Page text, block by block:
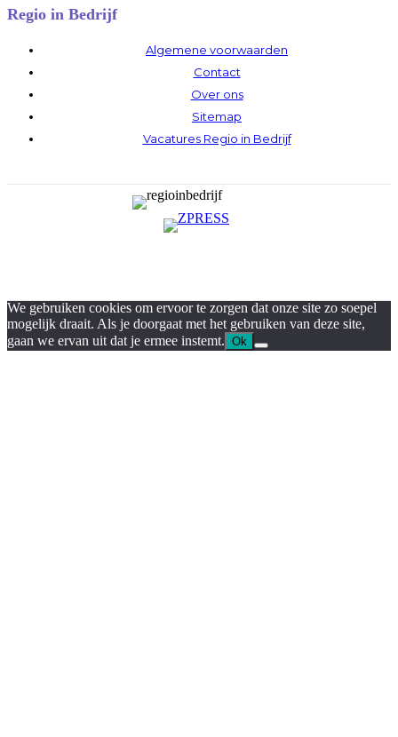
Regio in Bedrijf
Algemene voorwaarden
Contact
Over ons
Sitemap
Vacatures Regio in Bedrijf
We gebruiken cookies om ervoor te zorgen dat onze site zo soepel
mogelijk draait. Als je doorgaat met het gebruiken van deze site,
gaan we ervan uit dat je ermee instemt. Ok